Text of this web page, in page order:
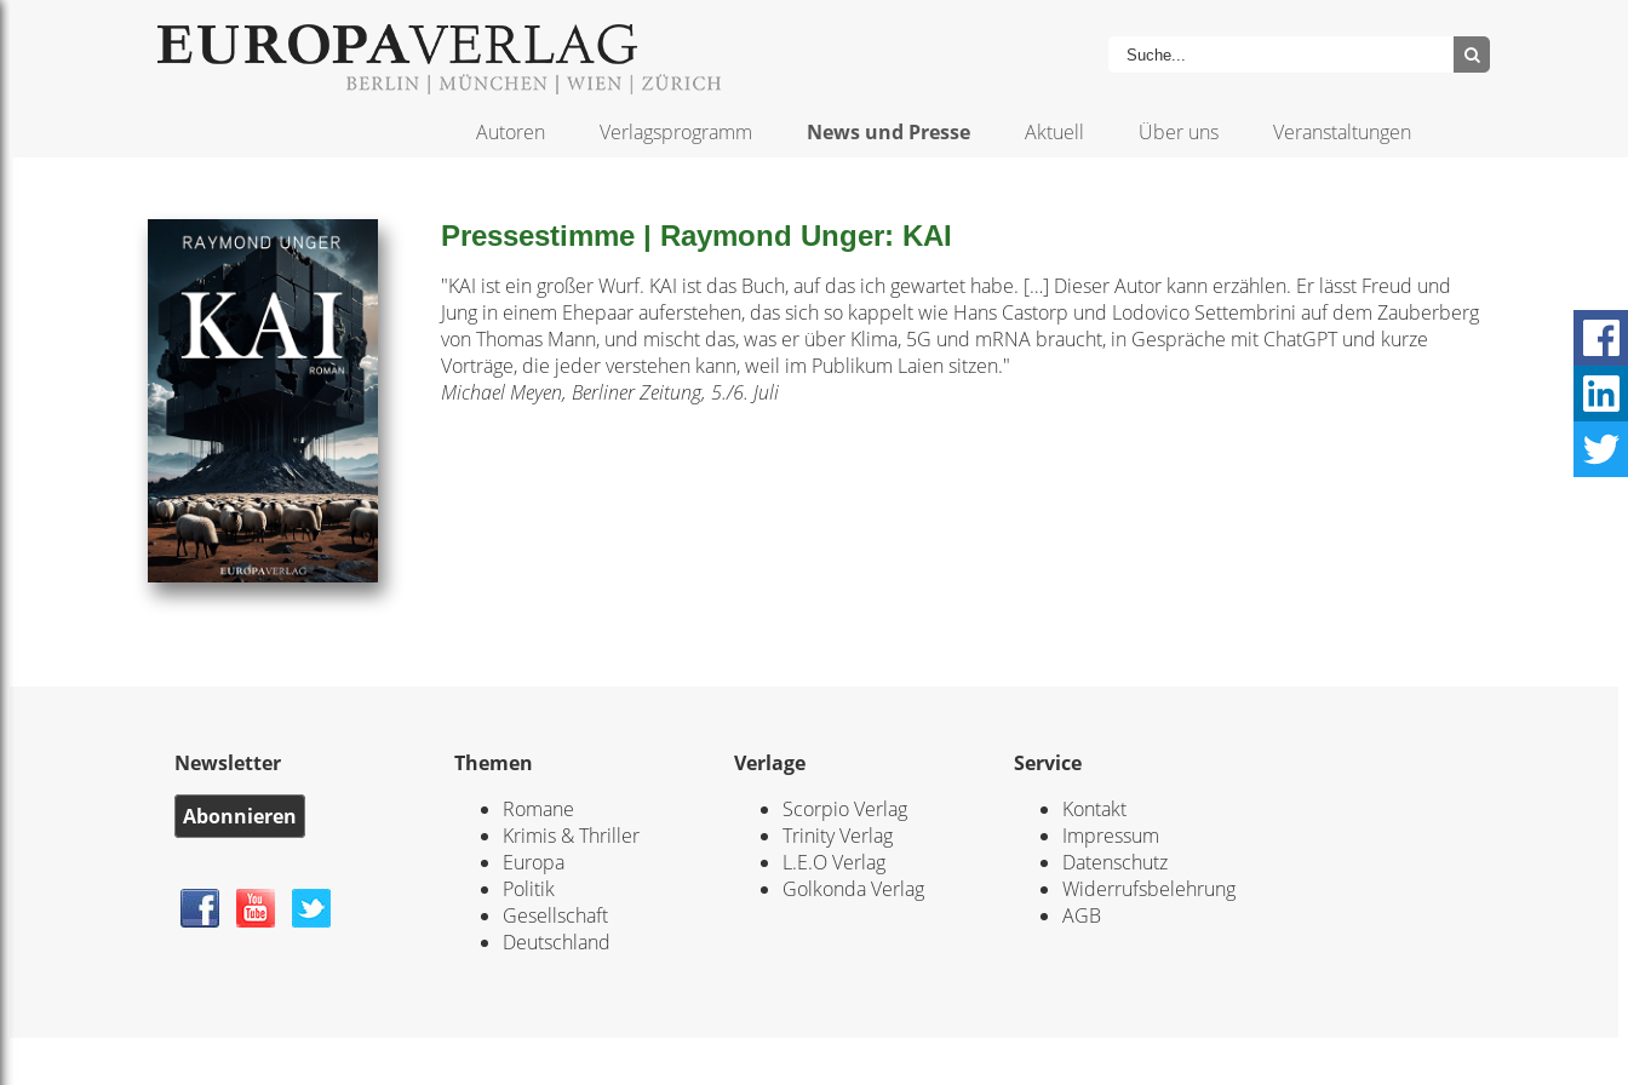
Autoren Verlagsprogramm News und Presse Aktuell Über uns Veranstaltungen
Pressestimme | Raymond Unger: KAI
"KAI ist ein großer Wurf. KAI ist das Buch, auf das ich gewartet habe. […] Dieser Autor kann erzählen. Er lässt Freud und
Jung in einem Ehepaar auferstehen, das sich so kappelt wie Hans Castorp und Lodovico Settembrini auf dem Zauberberg
von Thomas Mann, und mischt das, was er über Klima, 5G und mRNA braucht, in Gespräche mit ChatGPT und kurze
Vorträge, die jeder verstehen kann, weil im Publikum Laien sitzen."
Michael Meyen, Berliner Zeitung, 5./6. Juli
Newsletter
Abonnieren
Themen
Romane
Krimis & Thriller
Europa
Politik
Gesellschaft
Deutschland
Verlage
Scorpio Verlag
Trinity Verlag
L.E.O Verlag
Golkonda Verlag
Service
Kontakt
Impressum
Datenschutz
Widerrufsbelehrung
AGB